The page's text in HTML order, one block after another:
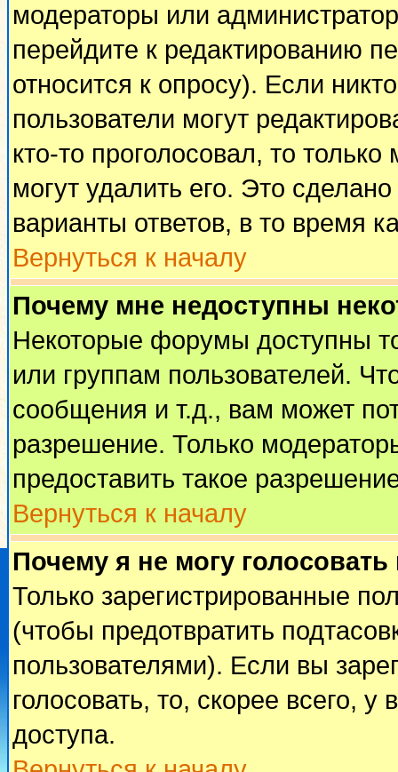
модераторы или
перейдите к редактированию
относится к опросу). Если
пользователи могут
кто-то проголосовал, то
могут удалить его. Это
варианты ответов, в то время
Вернуться к началу
Почему мне недоступны
Некоторые форумы доступны
или группам пользователей.
сообщения и т.д., вам может
разрешение. Только
предоставить такое
Вернуться к началу
Почему я не могу
Только зарегистрированные
(чтобы предотвратить
пользователями). Если вы
голосовать, то, скорее всего,
доступа.